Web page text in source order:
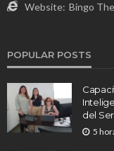
Website: Bingo
POPULAR POSTS
del
5